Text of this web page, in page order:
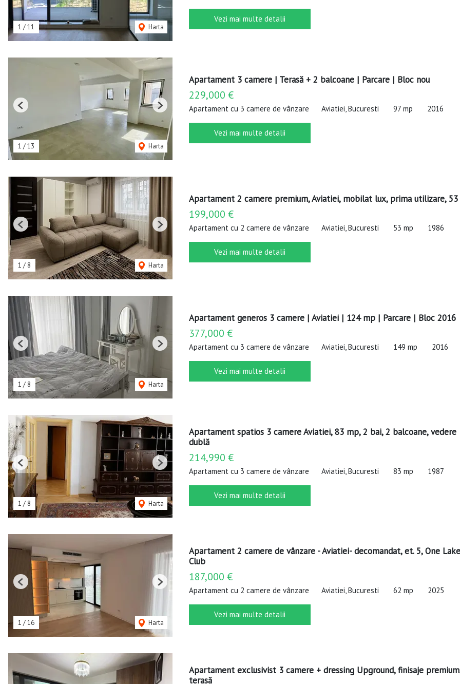
1 /11 Harta
Vezi mai multe detalii
1 /13 Harta
Previous Next
Apartament 3 camere | Terasă + 2 balcoane | Parcare | Bloc nou
229,000 €
Apartament cu 3 camere de vânzare Aviatiei, Bucuresti 97 mp 2016
Vezi mai multe detalii
1 / 8 Harta
Previous Next
Apartament 2 camere premium, Aviatiei, mobilat lux, prima utilizare,
199,000 €
Apartament cu 2 camere de vânzare Aviatiei, Bucuresti 53 mp 1986
Vezi mai multe detalii
1 / 8 Harta
Previous Next
Apartament generos 3 camere | Aviatiei | 124 mp | Parcare | Bloc 2016
377,000 €
Apartament cu 3 camere de vânzare Aviatiei, Bucuresti 149 mp 2016
Vezi mai multe detalii
1 / 8 Harta
Previous Next
Apartament spatios 3 camere Aviatiei, 83 mp, 2 bai, 2 balcoane, vedere
dublă
214,990 €
Apartament cu 3 camere de vânzare Aviatiei, Bucuresti 83 mp 1987
Vezi mai multe detalii
1 /16 Harta
Previous Next
Apartament 2 camere de vânzare - Aviatiei- decomandat, et. 5, One Lake
Club
187,000 €
Apartament cu 2 camere de vânzare Aviatiei, Bucuresti 62 mp 2025
Vezi mai multe detalii
Apartament exclusivist 3 camere + dressing Upground, finisaje
terasă